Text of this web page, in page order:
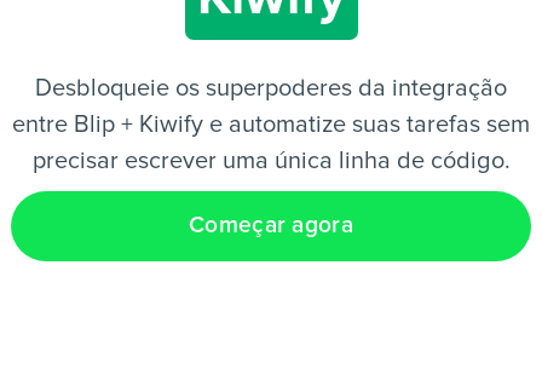
Desbloqueie os superpoderes da integração
entre Blip + Kiwify e automatize suas tarefas sem
precisar escrever uma única linha de código.
Começar agora